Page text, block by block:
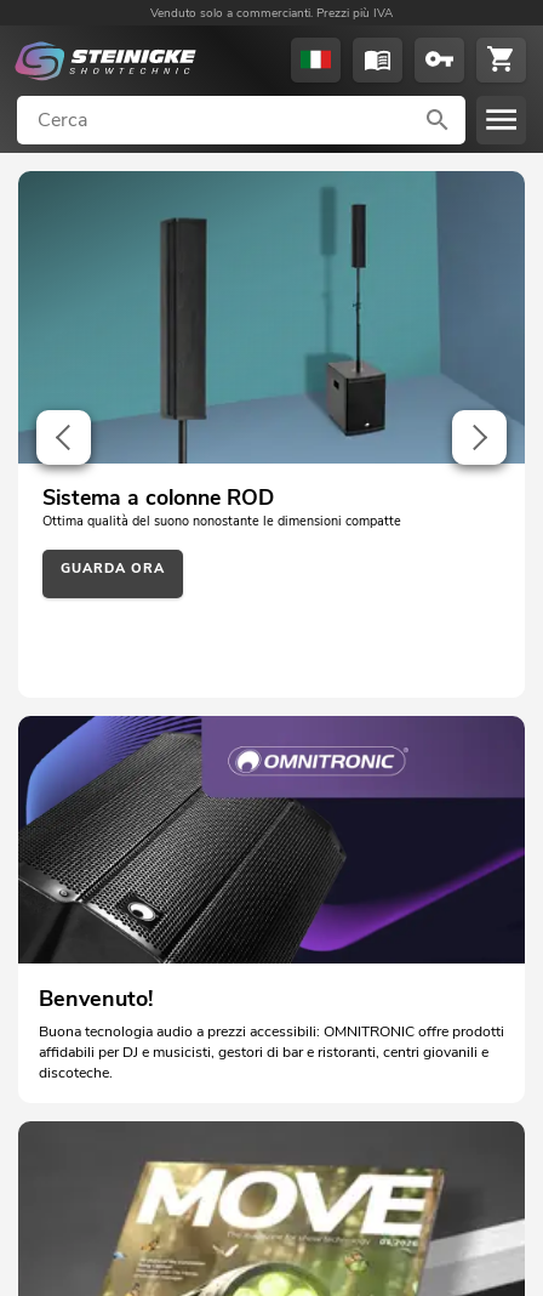
Venduto solo a commercianti. Prezzi più IVA
Sistema a colonne ROD
Ottima qualità del suono nonostante le dimensioni compatte
GUARDA ORA
Benvenuto!
Buona tecnologia audio a prezzi accessibili: OMNITRONIC offre prodotti
affidabili per DJ e musicisti, gestori di bar e ristoranti, centri giovanili e
discoteche.